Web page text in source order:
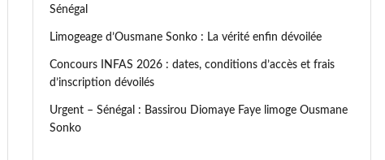
Sénégal
Limogeage d’Ousmane Sonko : La vérité enfin dévoilée
Concours INFAS 2026 : dates, conditions d’accès et frais
d’inscription dévoilés
Urgent – Sénégal : Bassirou Diomaye Faye limoge Ousmane
Sonko